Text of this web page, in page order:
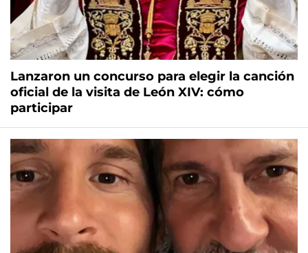
Lanzaron un concurso para elegir la canción
oficial de la visita de León XIV: cómo
participar